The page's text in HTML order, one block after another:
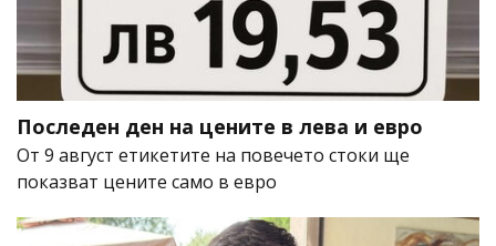
Последен ден на цените в лева и евро
От 9 август етикетите на повечето стоки ще
показват цените само в евро